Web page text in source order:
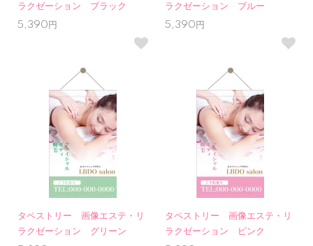
ラクゼーション ブラック
5,390円
ラクゼーション ブルー
5,390円
タペストリー 画像エステ・リ
ラクゼーション グリーン
タペストリー 画像エステ・リ
ラクゼーション ピンク